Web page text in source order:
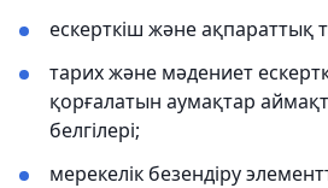
ескерткіш және ақпараттық
тарих және мәдениет
қорғалатын аумақтар
белгілері;
мерекелік безендіру